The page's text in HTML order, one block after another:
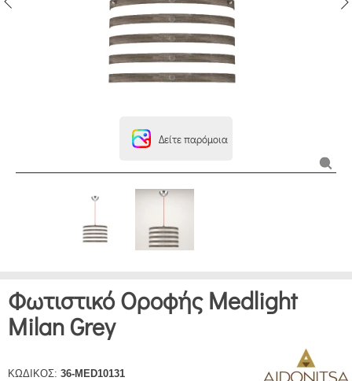
Δείτε παρόμοια
Φωτιστικό Οροφής Medlight
Milan Grey
ΚΩΔΙΚΟΣ: 36-MED10131